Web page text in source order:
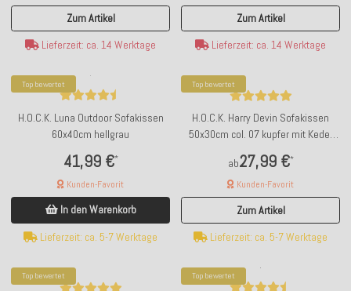
Zum Artikel
Lieferzeit: ca. 14 Werktage
Zum Artikel
Lieferzeit: ca. 14 Werktage
Top bewertet
H.O.C.K. Luna Outdoor Sofakissen
60x40cm hellgrau
41,99 €*
Kunden-Favorit
In den Warenkorb
Lieferzeit: ca. 5-7 Werktage
Top bewertet
H.O.C.K. Harry Devin Sofakissen
50x30cm col. 07 kupfer mit Keder
ab27,99 €*
Kunden-Favorit
Zum Artikel
Lieferzeit: ca. 5-7 Werktage
Top bewertet Top bewertet